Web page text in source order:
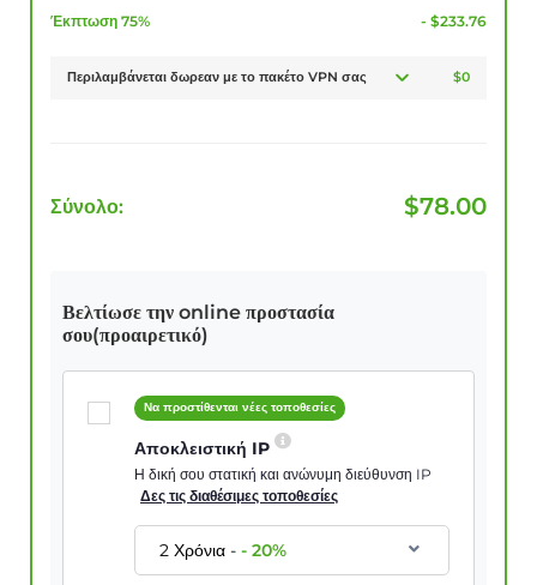
Έκπτωση 75% - $233.76
Περιλαμβάνεται δωρεαν με το πακέτο VPN σας $0
Σύνολο: $78.00
Βελτίωσε την online προστασία
σου(προαιρετικό)
Να προστίθενται νέες τοποθεσίες
Αποκλειστική IP
Η δική σου στατική και ανώνυμη διεύθυνση IP
Δες τις διαθέσιμες τοποθεσίες
2 Χρόνια--20%